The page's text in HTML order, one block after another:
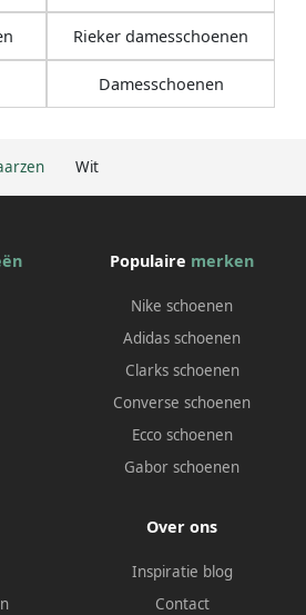
Wit
Rieker damesschoenen
Damesschoenen
Populaire merken
Nike schoenen
Adidas schoenen
Clarks schoenen
Converse schoenen
Ecco schoenen
Gabor schoenen
Over ons
Inspiratie blog
Contact